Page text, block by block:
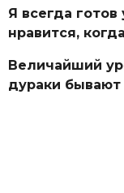
Я всегда
нравится,
Величайший
дураки бывают